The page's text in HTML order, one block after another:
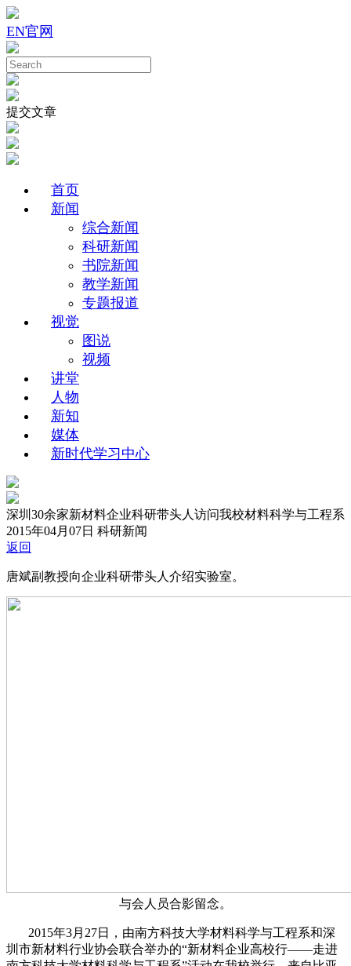
EN官网
提交文章
首页
新闻
综合新闻
科研新闻
书院新闻
教学新闻
专题报道
视觉
图说
视频
讲堂
人物
新知
媒体
新时代学习中心
深圳30余家新材料企业科研带头人访问我校材料科学与工程系
2015年04月07日 科研新闻
返回
唐斌副教授向企业科研带头人介绍实验室。
与会人员合影留念。
2015年3月27日，由南方科技大学材料科学与工程系和深
圳市新材料行业协会联合举办的“新材料企业高校行——走进